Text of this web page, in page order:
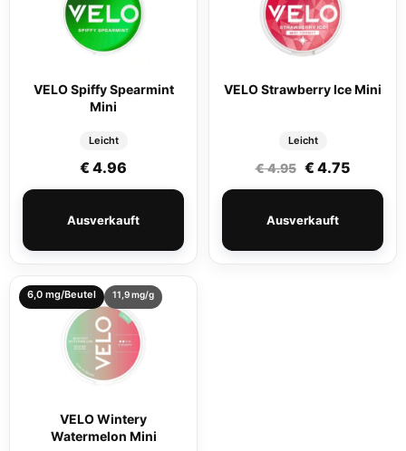
VELO Spiffy Spearmint
Mini
Leicht
€ 4.96
Ausverkauft
VELO Strawberry Ice Mini
Leicht
€4.95 € 4.75
Ausverkauft
6,0 mg/Beutel 11,9 mg/g
VELO Wintery
Watermelon Mini